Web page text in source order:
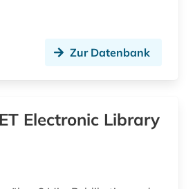
Zur Datenbank
Electronic Library